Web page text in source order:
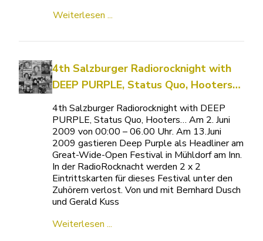
Weiterlesen ...
4th Salzburger Radiorocknight with
DEEP PURPLE, Status Quo, Hooters…
4th Salzburger Radiorocknight with DEEP
PURPLE, Status Quo, Hooters… Am 2. Juni
2009 von 00:00 – 06.00 Uhr. Am 13.Juni
2009 gastieren Deep Purple als Headliner am
Great-Wide-Open Festival in Mühldorf am Inn.
In der RadioRocknacht werden 2 x 2
Eintrittskarten für dieses Festival unter den
Zuhörern verlost. Von und mit Bernhard Dusch
und Gerald Kuss
Weiterlesen ...